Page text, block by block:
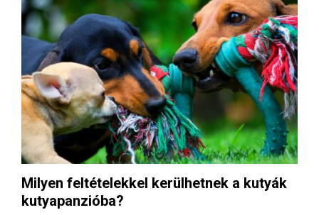
Milyen feltételekkel kerülhetnek a kutyák
kutyapanzióba?